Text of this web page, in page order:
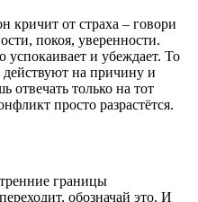
кричит от страха – говори
покоя, уверенности.
успокаивает и убеждает. То
действуют на причину и
отвечать только на тот
просто разрастётся.
границы
обозначай это. И